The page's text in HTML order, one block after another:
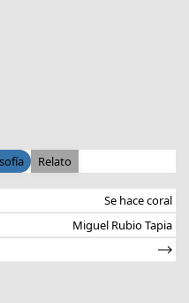
Relato
Se hace coral
Miguel Rubio Tapia